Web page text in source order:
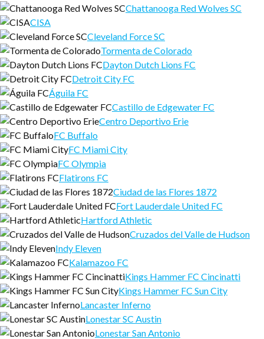
Chattanooga Red Wolves SC
CISA
Cleveland Force SC
Tormenta de Colorado
Dayton Dutch Lions FC
Detroit City FC
Águila FC
Castillo de Edgewater FC
Centro Deportivo Erie
FC Buffalo
FC Miami City
FC Olympia
Flatirons FC
Ciudad de las Flores 1872
Fort Lauderdale United FC
Hartford Athletic
Cruzados del Valle de Hudson
Indy Eleven
Kalamazoo FC
Kings Hammer FC Cincinatti
Kings Hammer FC Sun City
Lancaster Inferno
Lonestar SC Austin
Lonestar San Antonio